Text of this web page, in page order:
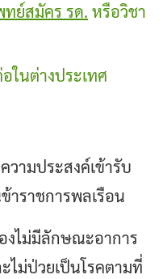
ทย์สมัคร รด. หรือวิชา
ในต่างประเทศ
วามประสงค์เข้ารับ
าราชการพลเรือน
งไม่มีลักษณะอาการ
ไม่ป่วยเป็นโรคตามที่